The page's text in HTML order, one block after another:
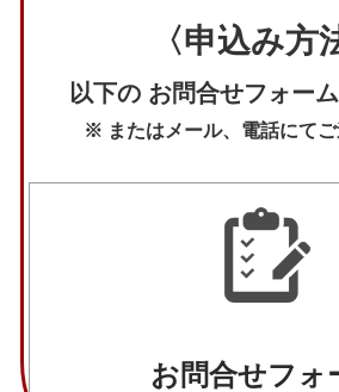
〈申込み方
以下の お問合せフォー
※ またはメール、電話にてご
お問合せフォ